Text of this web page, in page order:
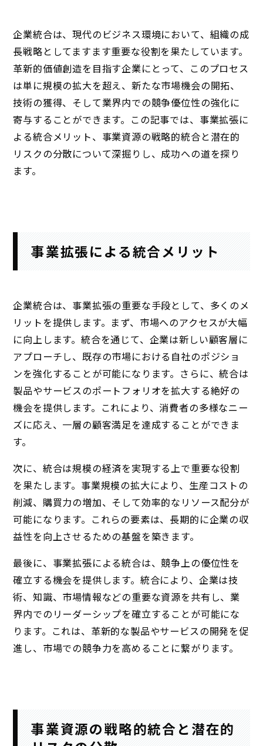
企業統合は、現代のビジネス環境において、組織の成
長戦略としてますます重要な役割を果たしています。
革新的価値創造を目指す企業にとって、このプロセス
は単に規模の拡大を超え、新たな市場機会の開拓、
技術の獲得、そして業界内での競争優位性の強化に
寄与することができます。この記事では、事業拡張に
よる統合メリット、事業資源の戦略的統合と潜在的
リスクの分散について深掘りし、成功への道を探り
ます。
事業拡張による統合メリット
企業統合は、事業拡張の重要な手段として、多くのメ
リットを提供します。まず、市場へのアクセスが大幅
に向上します。統合を通じて、企業は新しい顧客層に
アプローチし、既存の市場における自社のポジショ
ンを強化することが可能になります。さらに、統合は
製品やサービスのポートフォリオを拡大する絶好の
機会を提供します。これにより、消費者の多様なニー
ズに応え、一層の顧客満足を達成することができま
す。
次に、統合は規模の経済を実現する上で重要な役割
を果たします。事業規模の拡大により、生産コストの
削減、購買力の増加、そして効率的なリソース配分が
可能になります。これらの要素は、長期的に企業の収
益性を向上させるための基盤を築きます。
最後に、事業拡張による統合は、競争上の優位性を
確立する機会を提供します。統合により、企業は技
術、知識、市場情報などの重要な資源を共有し、業
界内でのリーダーシップを確立することが可能にな
ります。これは、革新的な製品やサービスの開発を促
進し、市場での競争力を高めることに繋がります。
事業資源の戦略的統合と潜在的